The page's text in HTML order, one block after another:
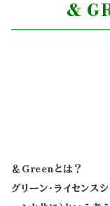
&
＆Greenとは？
グリーン・ライセン